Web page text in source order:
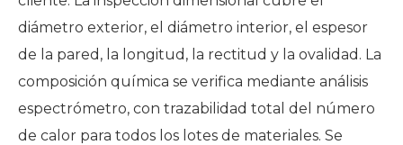
diámetro exterior, el diámetro interior, el espesor
de la pared, la longitud, la rectitud y la ovalidad. La
composición química se verifica mediante análisis
espectrómetro, con trazabilidad total del número
de calor para todos los lotes de materiales. Se